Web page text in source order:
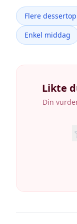
Flere
Enkel middag
Likte
Din